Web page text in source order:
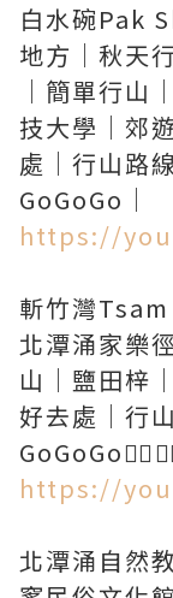
白水碗Pak
地方｜秋天
｜簡單行山
技大學｜郊
處｜行山路
https://
斬竹灣
北潭涌家樂
山｜鹽田梓
好去處｜行
https://
北潭涌自然